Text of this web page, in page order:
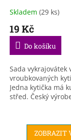
Skladem (29 ks)
19 Kč
Do košíku
Sada vykrajovátek
vroubkovaných
Jedna kytička má
střed. Český
ZOBRAZIT